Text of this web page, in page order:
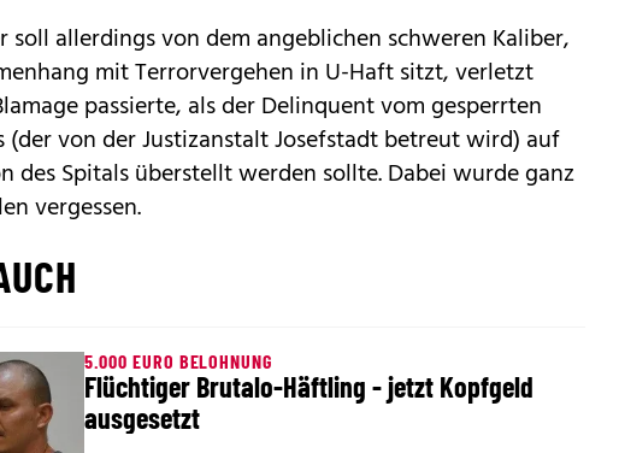
soll allerdings von dem angeblichen schweren Kaliber,
mit Terrorvergehen in U-Haft sitzt, verletzt
passierte, als der Delinquent vom gesperrten
(der von der Justizanstalt Josefstadt betreut wird) auf
des Spitals überstellt werden sollte. Dabei wurde ganz
vergessen.
5.000 EURO BELOHNUNG
Flüchtiger Brutalo-Häftling - jetzt Kopfgeld
ausgesetzt